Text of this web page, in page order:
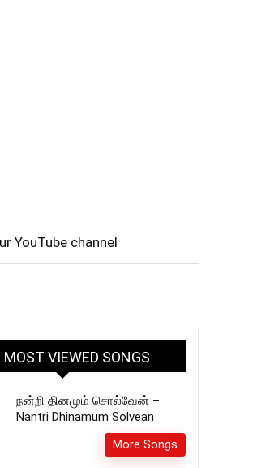
YouTube channel
MOST VIEWED SONGS
நன்றி தினமும் சொல்வேன் –
Nantri Dhinamum Solvean
More Songs